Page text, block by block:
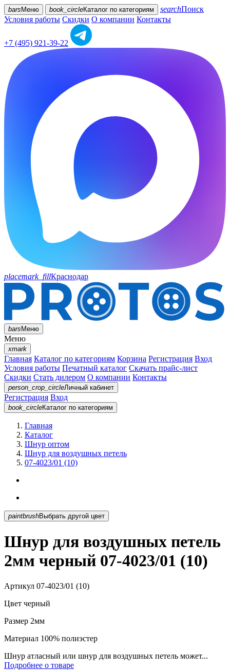
bars Меню book_circleКаталог по категориям searchПоиск
Условия работы Скидки О компании Контакты
+7 (495) 921-39-22
placemark_fillКраснодар
barsМеню
Меню
xmark
Главная Каталог по категориям Корзина Регистрация Вход
Условия работы Печатный каталог Скачать прайс-лист
Скидки Стать дилером О компании Контакты
person_crop_circleЛичный кабинет
Регистрация Вход
book_circleКаталог по категориям
Главная
Каталог
Шнур оптом
Шнур для воздушных петель
07-4023/01 (10)
paintbrush Выбрать другой цвет
Шнур для воздушных петель
2мм черный 07-4023/01 (10)
Артикул 07-4023/01 (10)
Цвет черный
Размер 2мм
Материал 100% полиэстер
Шнур атласный или шнур для воздушных петель может...
Подробнее о товаре